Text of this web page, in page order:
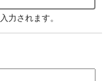
力されます。